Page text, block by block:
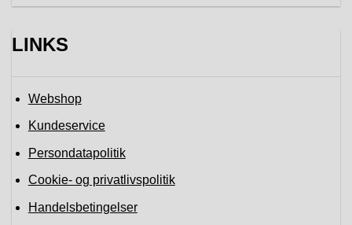
LINKS
Webshop
Kundeservice
Persondatapolitik
Cookie- og privatlivspolitik
Handelsbetingelser